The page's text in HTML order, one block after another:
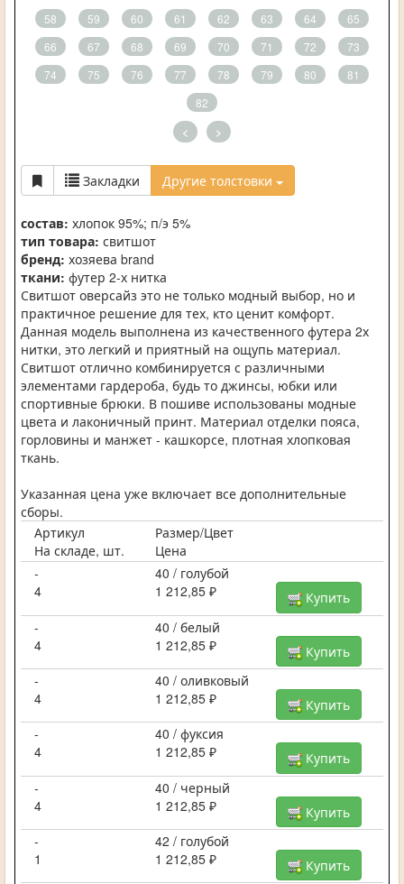
58
59 60 61 62 63 64
65
66
67 68 69 70 71 72
73
74
75 76 77 78 79 80
81
82
< >
Закладки Другие толстовки
состав: хлопок 95%; п/э 5%
тип товара: свитшот
бренд: хозяева brand
ткани: футер 2-х нитка
Свитшот оверсайз это не только модный выбор, но и
практичное решение для тех, кто ценит комфорт.
Данная модель выполнена из качественного футера 2х
нитки, это легкий и приятный на ощупь материал.
Свитшот отлично комбинируется с различными
элементами гардероба, будь то джинсы, юбки или
спортивные брюки. В пошиве использованы модные
цвета и лаконичный принт. Материал отделки пояса,
горловины и манжет - кашкорсе, плотная хлопковая
ткань.
Указанная цена уже включает все дополнительные
сборы.
Артикул
Размер/Цвет
На складе, шт.
Цена
-
40 / голубой
4
1 212,85 ₽
Купить
-
40 / белый
4
1 212,85 ₽
Купить
-
40 / оливковый
4
1 212,85 ₽
Купить
-
40 / фуксия
4
1 212,85 ₽
Купить
-
40 / черный
4
1 212,85 ₽
Купить
-
42 / голубой
1
1 212,85 ₽
Купить